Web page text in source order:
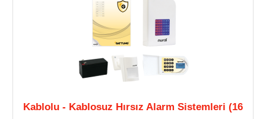
Kablolu - Kablosuz Hırsız Alarm Sistemleri (16